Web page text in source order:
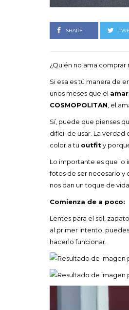
SHARE
¿Quién no ama comprar
Si esa es tú manera de
unos meses que el
COSMOPOLITAN , el
Sí, puede que pienses
difícil de usar. La
color a tu outfity
Lo importante es que lo
fotos de ser necesario y
nos dan un toque de
Comienza de a poco:
Lentes para el sol,
al primer intento,
hacerlo funcionar.
Goyo un
LEAVE A COMMENT